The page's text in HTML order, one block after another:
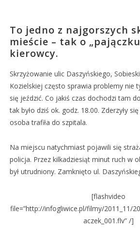
To jedno z najgorszych
mieście – tak o
kierowcy.
Skrzyżowanie ulic Daszyńskiego,
Kozielskiej często sprawia problemy nie
się jeździć. Co jakiś czas dochodzi tam
tak było dziś ok. godz. 18.00. Zderzyły
osoba trafiła do szpitala.
Na miejscu natychmiast pojawili się
policja. Przez kilkadziesiąt minut ruch w
był utrudniony. Zamknięto ul.
[flashvideo
file=”http://infogliwice.pl/filmy/2011_11/
aczek_001.flv” /]